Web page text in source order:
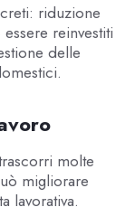
riduzione
reinvestiti
delle
molte
migliorare
lavorativa.